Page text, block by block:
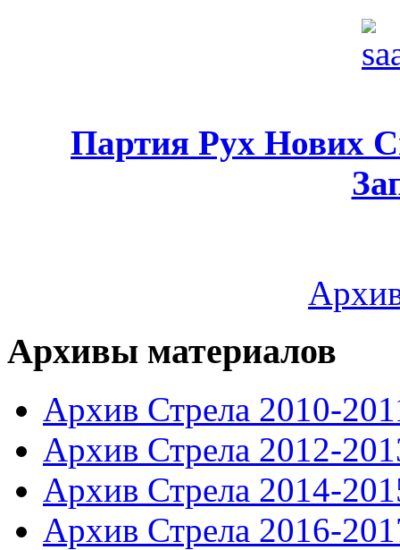
Партия Рух Нових
Архивы материалов
Архив Стрела 2010-
Архив Стрела 2012-
Архив Стрела 2014-
Архив Стрела 2016-